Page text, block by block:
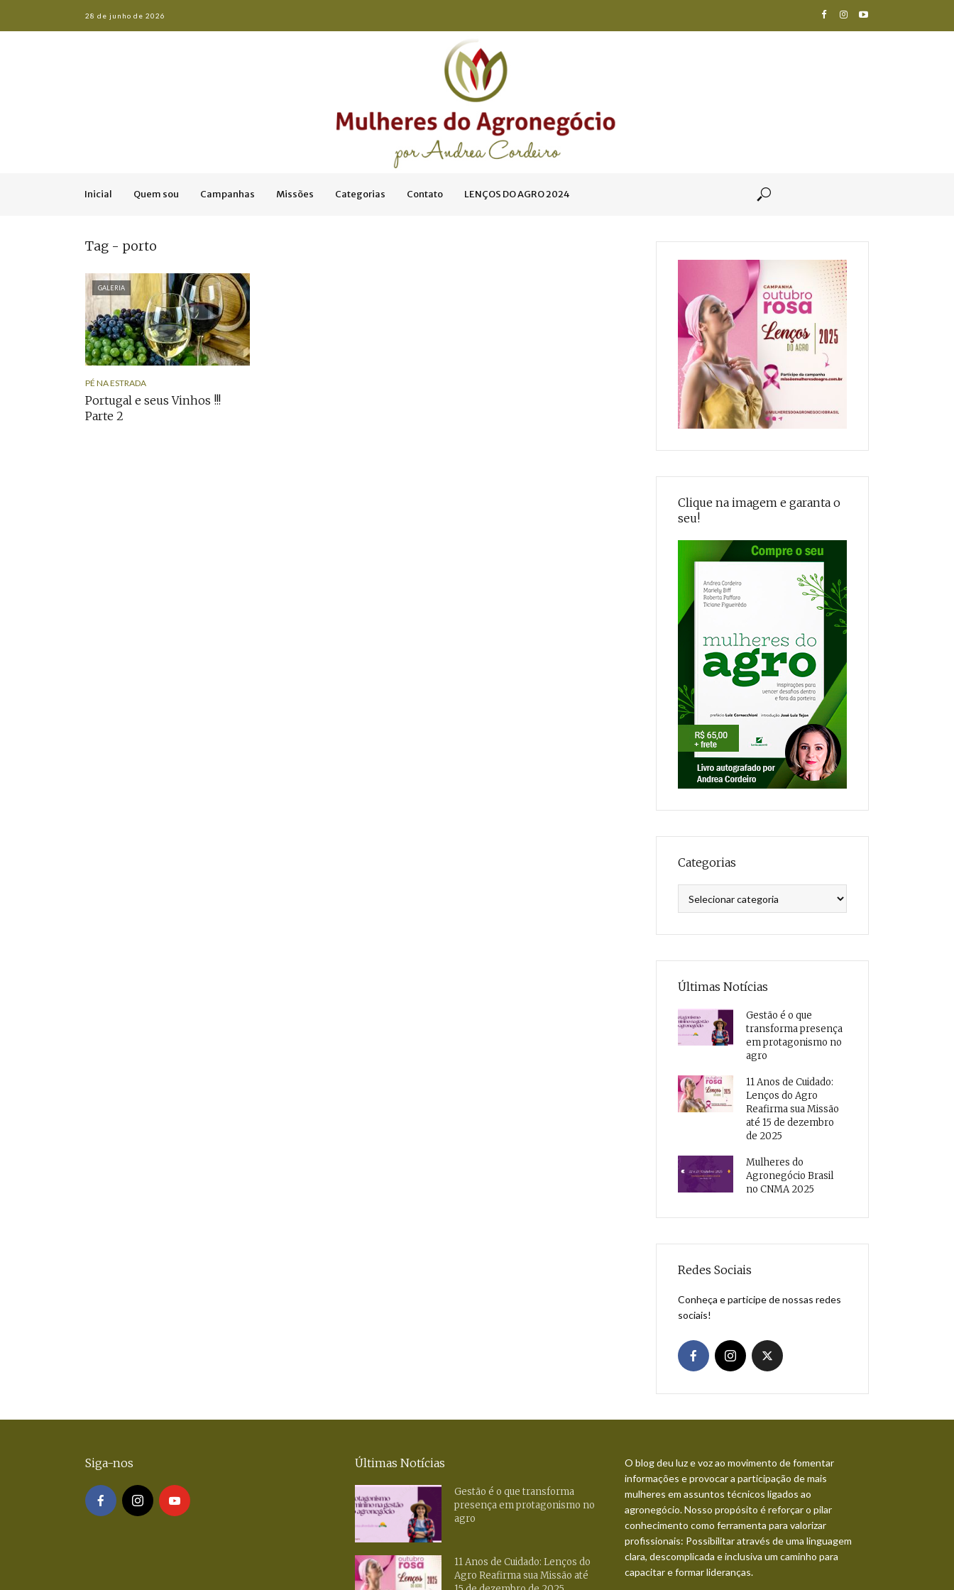
28 de junho de 2026
Inicial Quem sou Campanhas Missões Categorias Contato LENÇOS DO AGRO 2024
Tag - porto
GALERIA
PÉ NA ESTRADA
Portugal e seus Vinhos !!!
Parte 2
Clique na imagem e garanta o
seu!
Categorias
Últimas Notícias
Gestão é o que
transforma presença
em protagonismo no
agro
11 Anos de Cuidado:
Lenços do Agro
Reafirma sua Missão
até 15 de dezembro
de 2025
Mulheres do
Agronegócio Brasil
no CNMA 2025
Redes Sociais
Conheça e participe de nossas redes
sociais!
Siga-nos Últimas Notícias
Gestão é o que transforma
presença em protagonismo no
agro
11 Anos de Cuidado: Lenços do
Agro Reafirma sua Missão até
O blog deu luz e voz ao movimento de fomentar
informações e provocar a participação de mais
mulheres em assuntos técnicos ligados ao
agronegócio. Nosso propósito é reforçar o pilar
conhecimento como ferramenta para valorizar
profissionais: Possibilitar através de uma linguagem
clara, descomplicada e inclusiva um caminho para
capacitar e formar lideranças.